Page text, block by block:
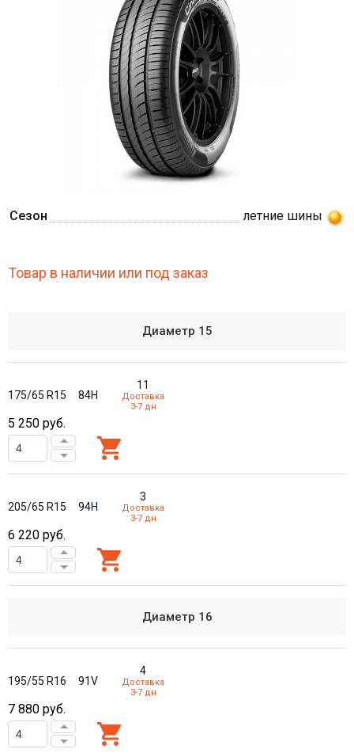
Сезон летние шины
Товар в наличии или под заказ
Диаметр 15
175/65 R15 84H
11
Доставка
3-7 дн
5 250 руб.
205/65 R15 94H
3
Доставка
3-7 дн
6 220 руб.
Диаметр 16
195/55 R16 91V
4
Доставка
3-7 дн
7 880 руб.